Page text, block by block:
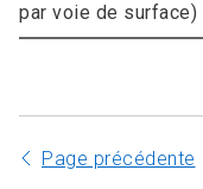
par voie de surface)
Page précédente